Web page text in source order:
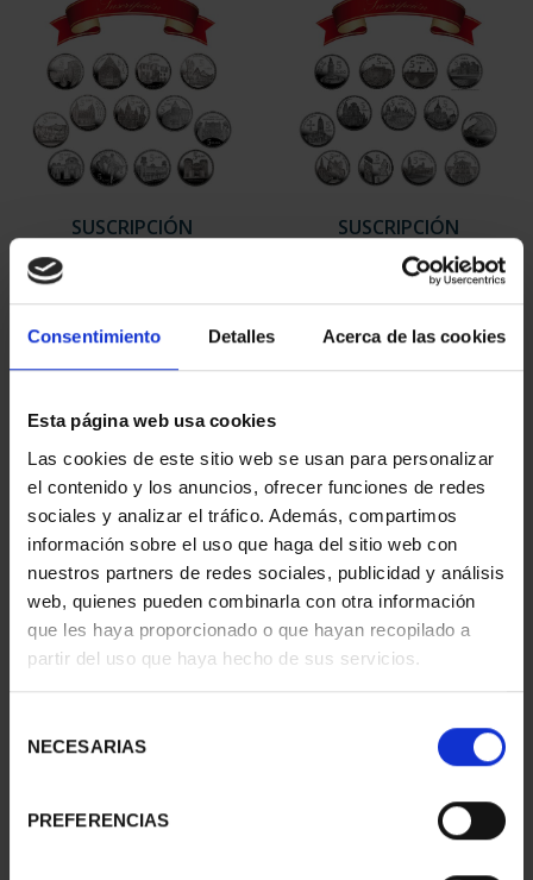
Consentimiento Detalles Acerca de las cookies
Esta página web usa cookies
Las cookies de este sitio web se usan para personalizar
el contenido y los anuncios, ofrecer funciones de redes
sociales y analizar el tráfico. Además, compartimos
información sobre el uso que haga del sitio web con
nuestros partners de redes sociales, publicidad y análisis
web, quienes pueden combinarla con otra información
que les haya proporcionado o que hayan recopilado a
partir del uso que haya hecho de sus servicios.
NECESARIAS
PREFERENCIAS
SUSCRIPCIÓN
949,00 €
Sólo para usuarios
registrados
SUSCRIPCIÓN
CAPITALES DE
PROVINCIA 2
949,00 €
Sólo para usuarios
registrados
SUSCRIPCIÓN
CAPITALES DE
949,00 €
registrados
SUSCRIPCIÓN
CAPITALES DE
949,00 €
registrados